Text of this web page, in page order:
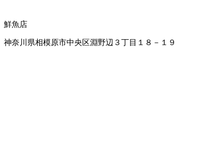
鮮魚店
神奈川県相模原市中央区淵野辺３丁目１８－１９